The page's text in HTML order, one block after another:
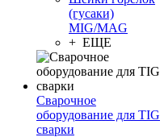
(гусаки)
MIG/MAG
+ ЕЩЕ
Сварочное
оборудование для TIG
сварки